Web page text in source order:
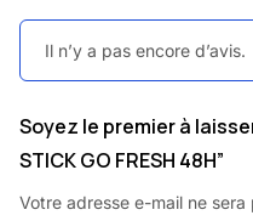
Il n’y a pas encore d’avis.
Soyez le premier à
STICK GO FRESH 48H”
Votre adresse e-mail ne sera